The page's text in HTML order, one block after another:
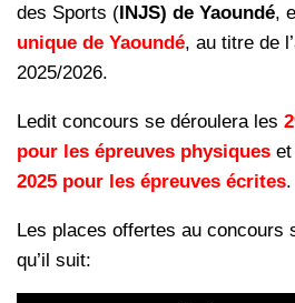
des Sports (INJS) de Yaoundé,
unique de Yaoundé, au titre de
2025/2026.
Ledit concours se déroulera les
pour les épreuves physiques
2025 pour les épreuves écrites.
Les places offertes au concours
qu’il suit: